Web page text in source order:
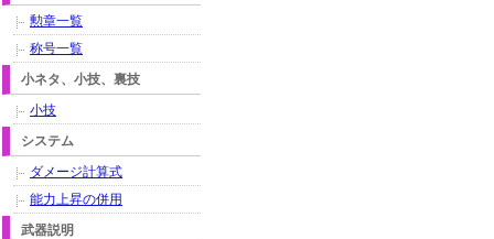
勲章一覧
称号一覧
小ネタ、小技、裏技
小技
システム
ダメージ計算式
能力上昇の併用
武器説明